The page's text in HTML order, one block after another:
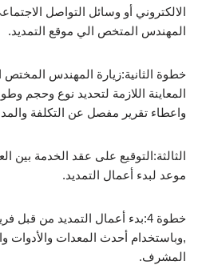
الالكتروني أو وسائل التواصل
المهندس المتخص الي موقع التمديد.
خطوة الثانية:زيارة المهندس المختص
المعاينة اللازمة لتحديد نوع وحجم
واعطاء تقرير مفصل عن التكلفة
الثالثة:التوقيع على عقد الخدمة بين
موعد لبدء أعمال التمديد.
خطوة 4:بدء أعمال التمديد من
,وباستخدام أحدث المعدات والأدوات
المشرف.